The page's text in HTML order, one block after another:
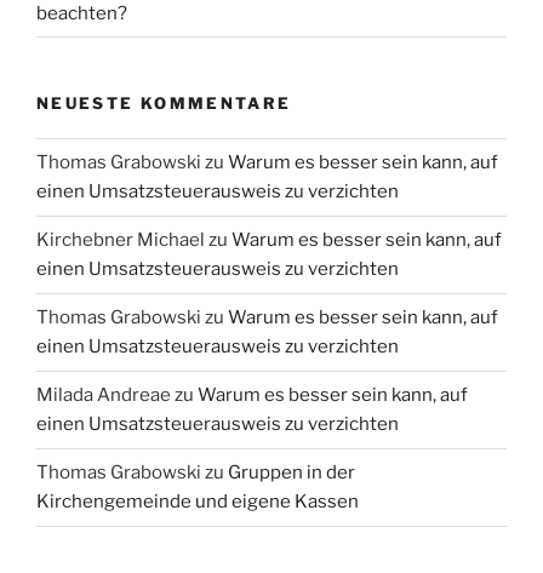
beachten?
NEUESTE KOMMENTARE
Thomas Grabowski zu Warum es besser sein kann, auf
einen Umsatzsteuerausweis zu verzichten
Kirchebner Michael zu Warum es besser sein kann, auf
einen Umsatzsteuerausweis zu verzichten
Thomas Grabowski zu Warum es besser sein kann, auf
einen Umsatzsteuerausweis zu verzichten
Milada Andreae zu Warum es besser sein kann, auf
einen Umsatzsteuerausweis zu verzichten
Thomas Grabowski zu Gruppen in der
Kirchengemeinde und eigene Kassen